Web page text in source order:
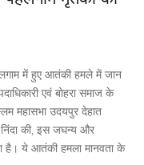
में हुए आतंकी हमले में जान
एवं बोहरा समाज के
महासभा उदयपुर देहात
की, इस जघन्य और
है। ये आतंकी हमला मानवता के